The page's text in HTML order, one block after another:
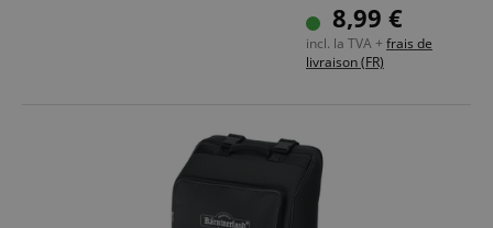
8,99 €
incl. la TVA + frais de
livraison (FR)